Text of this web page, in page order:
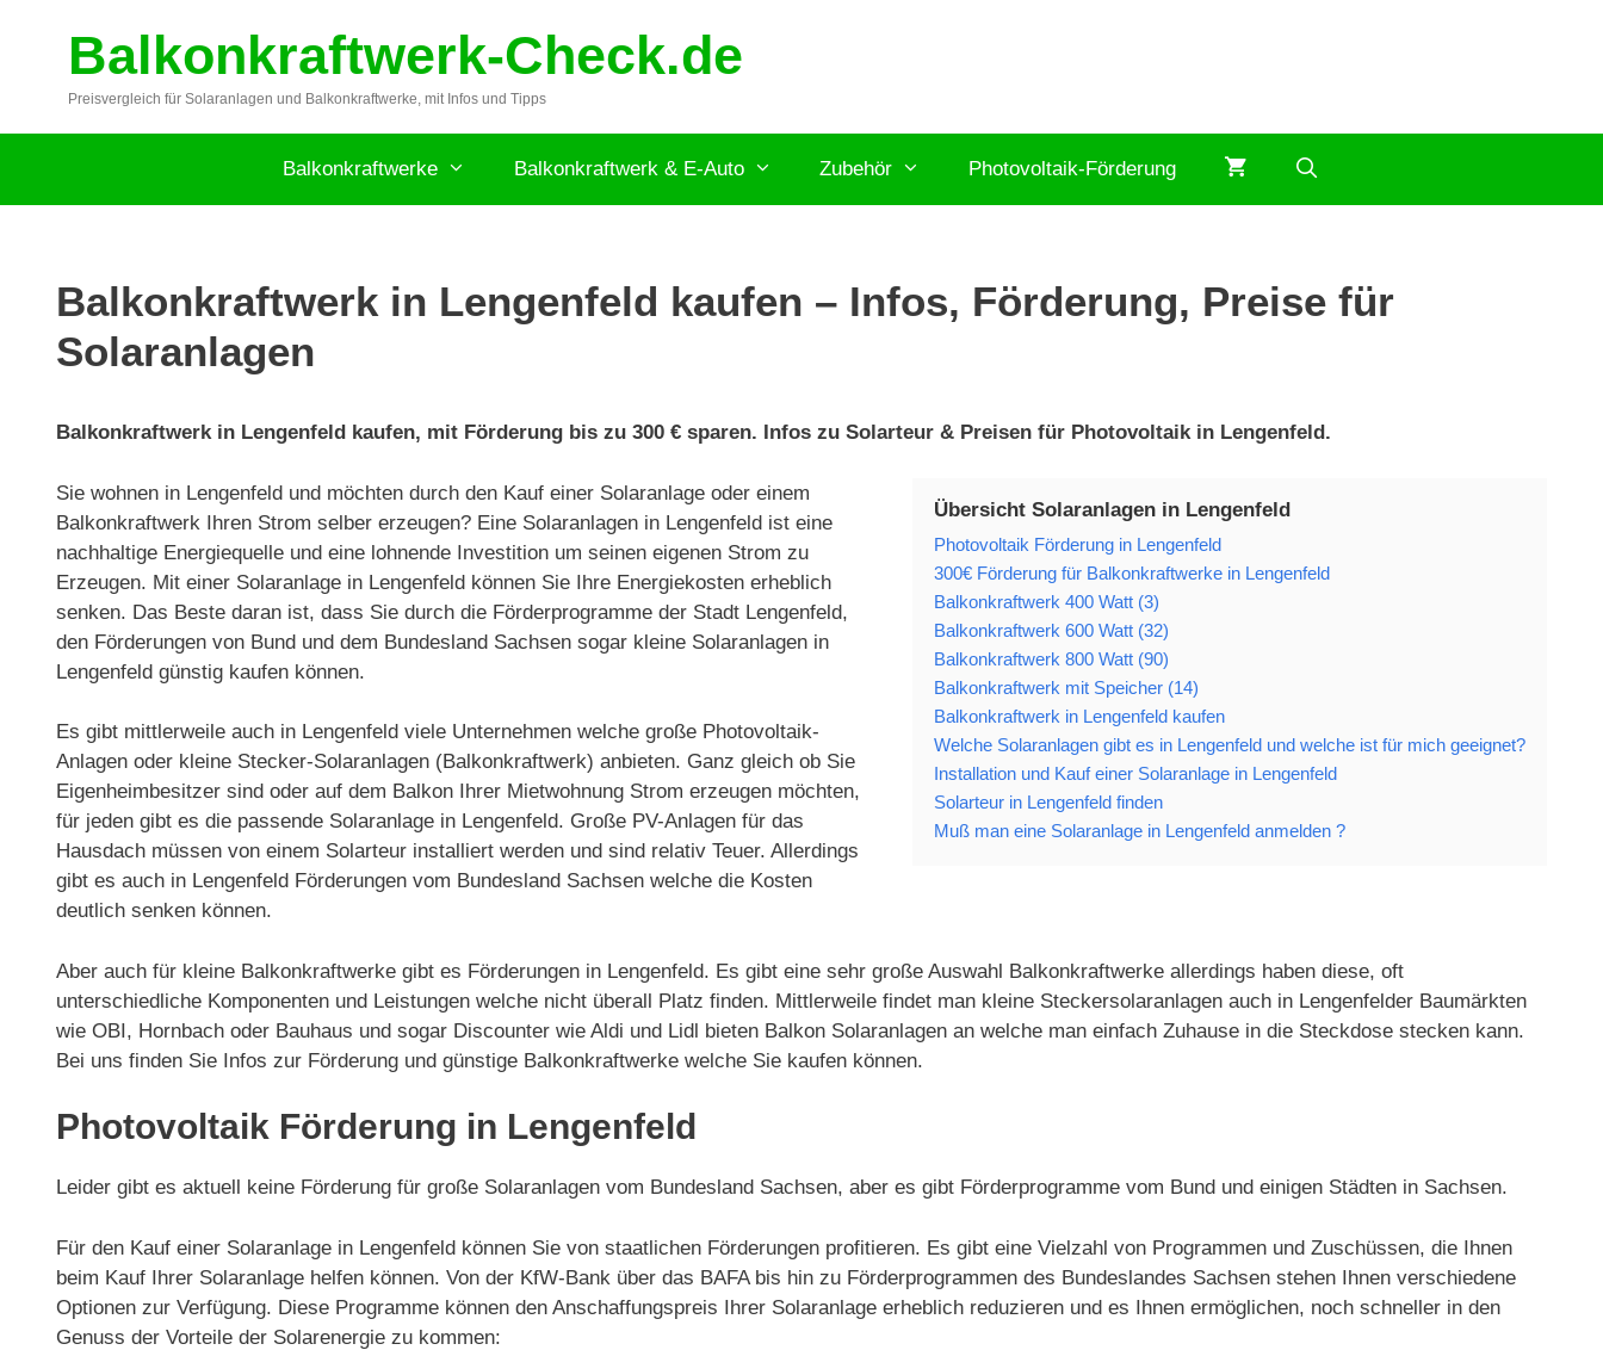
springenBalkonkraftwerk-Check.de
Preisvergleich für Solaranlagen und Balkonkraftwerke, mit Infos und Tipps
Balkonkraftwerke Balkonkraftwerk & E-Auto Zubehör Photovoltaik-Förderung
Balkonkraftwerk in Lengenfeld kaufen – Infos, Förderung, Preise für
Solaranlagen
Balkonkraftwerk in Lengenfeld kaufen, mit Förderung bis zu 300 € sparen. Infos zu Solarteur & Preisen für Photovoltaik in Lengenfeld.
Übersicht Solaranlagen in Lengenfeld
Photovoltaik Förderung in Lengenfeld
300€ Förderung für Balkonkraftwerke in Lengenfeld
Balkonkraftwerk 400 Watt (3)
Balkonkraftwerk 600 Watt (32)
Balkonkraftwerk 800 Watt (90)
Balkonkraftwerk mit Speicher (14)
Balkonkraftwerk in Lengenfeld kaufen
Welche Solaranlagen gibt es in Lengenfeld und welche ist für mich geeignet?
Installation und Kauf einer Solaranlage in Lengenfeld
Solarteur in Lengenfeld finden
Muß man eine Solaranlage in Lengenfeld anmelden ?
Sie wohnen in Lengenfeld und möchten durch den Kauf einer Solaranlage oder einem
Balkonkraftwerk Ihren Strom selber erzeugen? Eine Solaranlagen in Lengenfeld ist eine
nachhaltige Energiequelle und eine lohnende Investition um seinen eigenen Strom zu
Erzeugen. Mit einer Solaranlage in Lengenfeld können Sie Ihre Energiekosten erheblich
senken. Das Beste daran ist, dass Sie durch die Förderprogramme der Stadt Lengenfeld,
den Förderungen von Bund und dem Bundesland Sachsen sogar kleine Solaranlagen in
Lengenfeld günstig kaufen können.
Es gibt mittlerweile auch in Lengenfeld viele Unternehmen welche große Photovoltaik-
Anlagen oder kleine Stecker-Solaranlagen (Balkonkraftwerk) anbieten. Ganz gleich ob Sie
Eigenheimbesitzer sind oder auf dem Balkon Ihrer Mietwohnung Strom erzeugen möchten,
für jeden gibt es die passende Solaranlage in Lengenfeld. Große PV-Anlagen für das
Hausdach müssen von einem Solarteur installiert werden und sind relativ Teuer. Allerdings
gibt es auch in Lengenfeld Förderungen vom Bundesland Sachsen welche die Kosten
deutlich senken können.
Aber auch für kleine Balkonkraftwerke gibt es Förderungen in Lengenfeld. Es gibt eine sehr große Auswahl Balkonkraftwerke allerdings haben diese, oft
unterschiedliche Komponenten und Leistungen welche nicht überall Platz finden. Mittlerweile findet man kleine Steckersolaranlagen auch in Lengenfelder Baumärkten
wie OBI, Hornbach oder Bauhaus und sogar Discounter wie Aldi und Lidl bieten Balkon Solaranlagen an welche man einfach Zuhause in die Steckdose stecken kann.
Bei uns finden Sie Infos zur Förderung und günstige Balkonkraftwerke welche Sie kaufen können.
Photovoltaik Förderung in Lengenfeld
Leider gibt es aktuell keine Förderung für große Solaranlagen vom Bundesland Sachsen, aber es gibt Förderprogramme vom Bund und einigen Städten in Sachsen.
Für den Kauf einer Solaranlage in Lengenfeld können Sie von staatlichen Förderungen profitieren. Es gibt eine Vielzahl von Programmen und Zuschüssen, die Ihnen
beim Kauf Ihrer Solaranlage helfen können. Von der KfW-Bank über das BAFA bis hin zu Förderprogrammen des Bundeslandes Sachsen stehen Ihnen verschiedene
Optionen zur Verfügung. Diese Programme können den Anschaffungspreis Ihrer Solaranlage erheblich reduzieren und es Ihnen ermöglichen, noch schneller in den
Genuss der Vorteile der Solarenergie zu kommen: